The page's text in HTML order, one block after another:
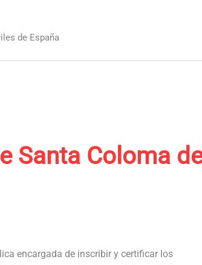
de España
Santa Coloma
encargada de inscribir y certificar los